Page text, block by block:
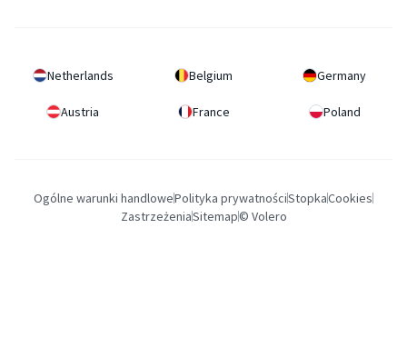
Netherlands Belgium Germany
Austria France Poland
Ogólne warunki handlowePolityka prywatnościStopkaCookies
ZastrzeżeniaSitemap© Volero